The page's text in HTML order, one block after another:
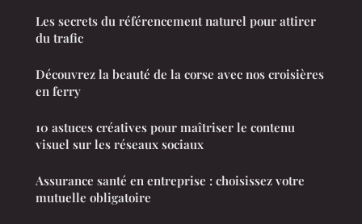
Les secrets du référencement naturel pour attirer
du trafic
Découvrez la beauté de la corse avec nos croisières
en ferry
10 astuces créatives pour maîtriser le contenu
visuel sur les réseaux sociaux
Assurance santé en entreprise : choisissez votre
mutuelle obligatoire